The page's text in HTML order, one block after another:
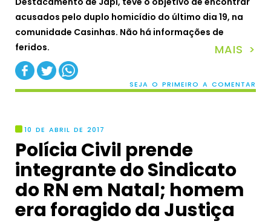
acusados pelo duplo homicídio do último dia 19, na
comunidade Casinhas. Não há informações de
feridos.
MAIS >
SEJA O PRIMEIRO A COMENTAR
10 DE ABRIL DE 2017
Polícia Civil prende
integrante do Sindicato
do RN em Natal; homem
era foragido da Justiça